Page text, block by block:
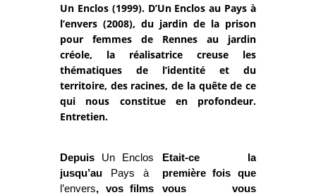
Un Enclos (1999). D’Un Enclos au Pays à
l’envers (2008), du jardin de la prison
pour femmes de Rennes au jardin
créole, la réalisatrice creuse les
thématiques de l’identité et du
territoire, des racines, de la quête de ce
qui nous constitue en profondeur.
Entretien.
Depuis Un Enclos
jusqu’au
Pays à
l’envers, vos films
Etait-ce la
première fois que
vous vous